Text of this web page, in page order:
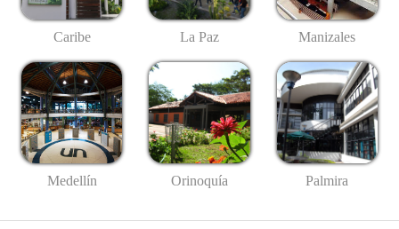
Caribe La Paz Manizales
Medellín Orinoquía Palmira